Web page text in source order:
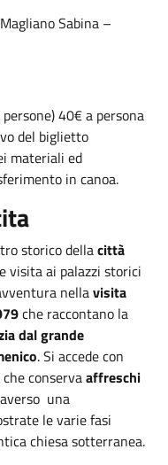
Sabina –
40€ a persona
del biglietto
materiali ed
in canoa.
storico dellacittà
visita ai palazzi storici
nellavisita
che raccontano la
dal grande
. Si accede con
conservaaffreschi
una
le varie fasi
chiesa sotterranea.